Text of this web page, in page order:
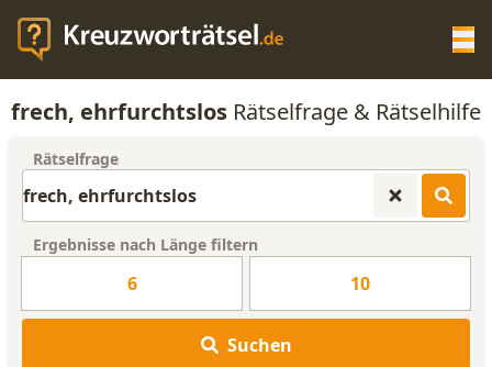
KREUZWORTRÄTSEL-HILFE
WORTLISTE
frech, ehrfurchtslos Rätselfrage & Rätselhilfe
Rätselfrage
Ergebnisse nach Länge filtern
6 10
Suchen